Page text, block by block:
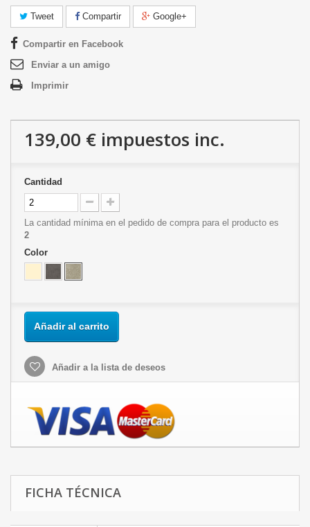
Tweet Compartir Google+
Compartir en Facebook
Enviar a un amigo
Imprimir
139,00 € impuestos inc.
Cantidad
La cantidad mínima en el pedido de compra para el producto es
2
Color
Añadir al carrito
Añadir a la lista de deseos
FICHA TÉCNICA